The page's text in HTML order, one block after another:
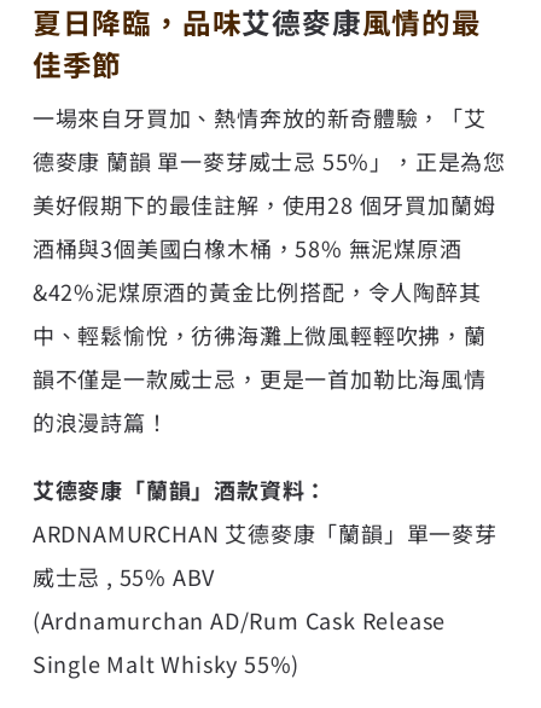
夏日降臨，品味艾德麥康風情的最
佳季節
一場來自牙買加、熱情奔放的新奇體驗，「艾
德麥康 蘭韻 單一麥芽威士忌 55%」，正是為您
美好假期下的最佳註解，使用28 個牙買加蘭姆
酒桶與3個美國白橡木桶，58% 無泥煤原酒
&42%泥煤原酒的黃金比例搭配，令人陶醉其
中、輕鬆愉悅，彷彿海灘上微風輕輕吹拂，蘭
韻不僅是一款威士忌，更是一首加勒比海風情
的浪漫詩篇！
艾德麥康「蘭韻」酒款資料：
ARDNAMURCHAN 艾德麥康「蘭韻」單一麥芽
威士忌 , 55% ABV
(Ardnamurchan AD/Rum Cask Release
Single Malt Whisky 55%)